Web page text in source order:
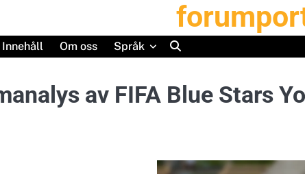
Innehåll Om oss Språk
av FIFA Blue Stars